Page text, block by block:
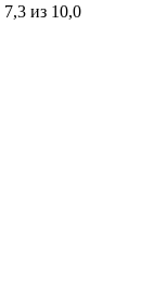
7,3 из 10,0